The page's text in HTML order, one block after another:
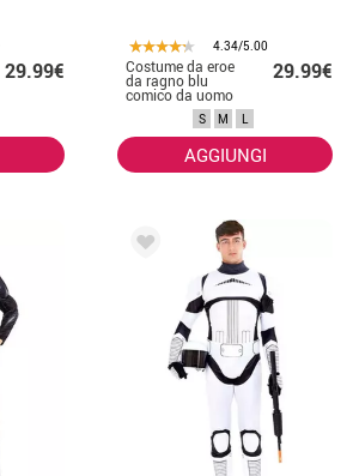
29.99€
4.34/5.00
Costume da eroe
da ragno blu
comico da uomo
29.99€
S M L
AGGIUNGI